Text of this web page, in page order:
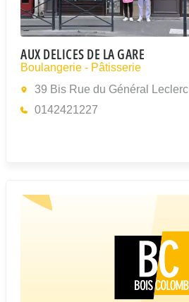
AUX DELICES DE LA GARE
Boulangerie - Pâtisserie
39 Bis Rue du Général Leclerc
0142421227